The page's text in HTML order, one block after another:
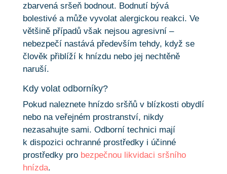
zbarvená sršeň bodnout. Bodnutí bývá
bolestivé a může vyvolat alergickou reakci. Ve
většině případů však nejsou agresivní –
nebezpečí nastává především tehdy, když se
člověk přiblíží k hnízdu nebo jej nechtěně
naruší.
Kdy volat odborníky?
Pokud naleznete hnízdo sršňů v blízkosti obydlí
nebo na veřejném prostranství, nikdy
nezasahujte sami. Odborní technici mají
k dispozici ochranné prostředky i účinné
prostředky pro bezpečnou likvidaci sršního
hnízda.